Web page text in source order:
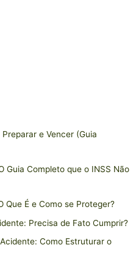
e Vencer (Guia
Guia Completo que o INSS Não
Que É e Como se Proteger?
Precisa de Fato Cumprir?
Como Estruturar o